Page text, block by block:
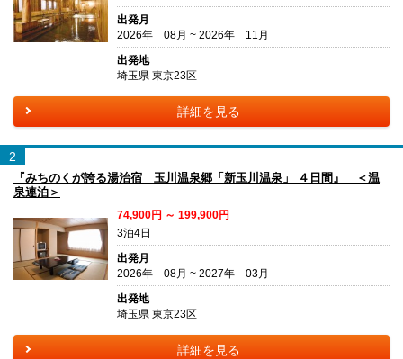
出発月
2026年 08月 ~ 2026年 11月
出発地
埼玉県 東京23区
詳細を見る
2
『みちのくが誇る湯治宿 玉川温泉郷「新玉川温泉」 ４日間』 ＜温
泉連泊＞
74,900円 ～ 199,900円
3泊4日
出発月
2026年 08月 ~ 2027年 03月
出発地
埼玉県 東京23区
詳細を見る